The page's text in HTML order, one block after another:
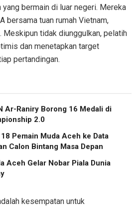
bermain di luar negeri. Mereka
bersama tuan rumah Vietnam,
Meskipun tidak diunggulkan, pelatih
dan menetapkan target
pertandingan.
Ar-Raniry Borong 16 Medali di
2.0
Pemain Muda Aceh ke Data
Calon Bintang Masa Depan
Aceh Gelar Nobar Piala Dunia
kesempatan untuk